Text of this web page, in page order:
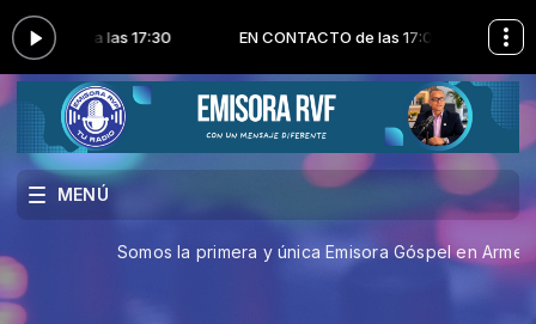
las 17:00 a las 17:30 EN CONTACTO de las 17:00 a las 17:30
MENÚ
Somos la primera y única Emisora Góspel en